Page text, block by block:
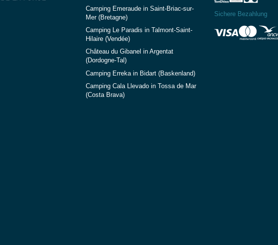
Camping Emeraude in Saint-Briac-sur-
Mer (Bretagne)
Camping Le Paradis in Talmont-Saint-
Hilaire (Vendée)
Château du Gibanel in Argentat
(Dordogne-Tal)
Camping Erreka in Bidart (Baskenland)
Camping Cala Llevado in Tossa de Mar
(Costa Brava)
Sichere Bezahlung